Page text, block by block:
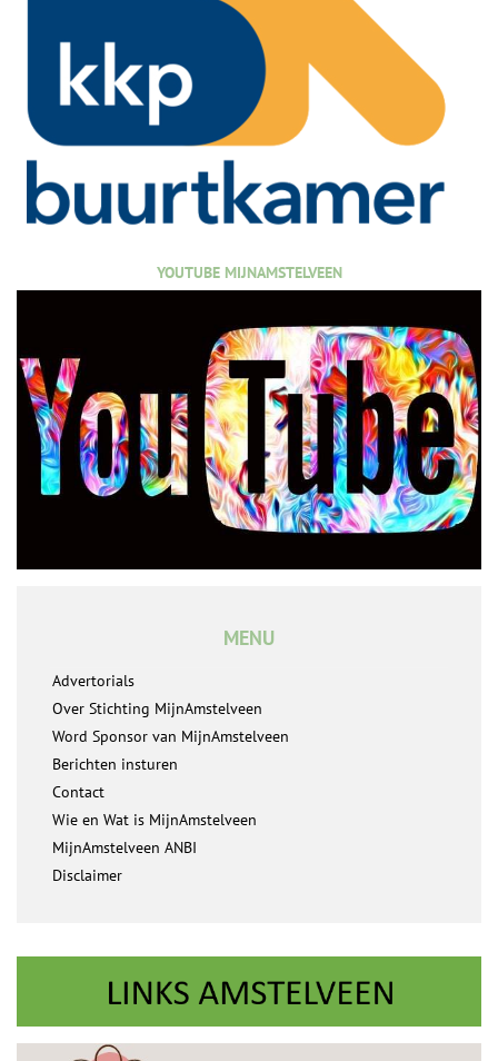
YOUTUBE MIJNAMSTELVEEN
MENU
Advertorials
Over Stichting MijnAmstelveen
Word Sponsor van MijnAmstelveen
Berichten insturen
Contact
Wie en Wat is MijnAmstelveen
MijnAmstelveen ANBI
Disclaimer